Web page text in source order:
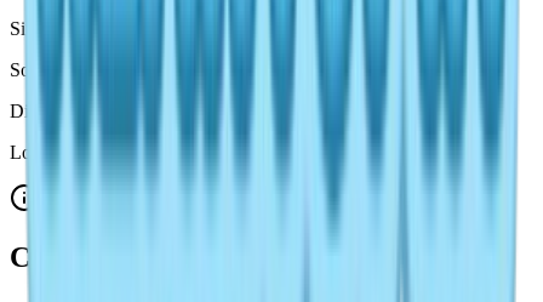
Sin verificar
Solo para prueba. No lo presentes como activo aún.
Disputado
Los reportes no coinciden, así que debe quedar fuera de Active.
Cómo canjear